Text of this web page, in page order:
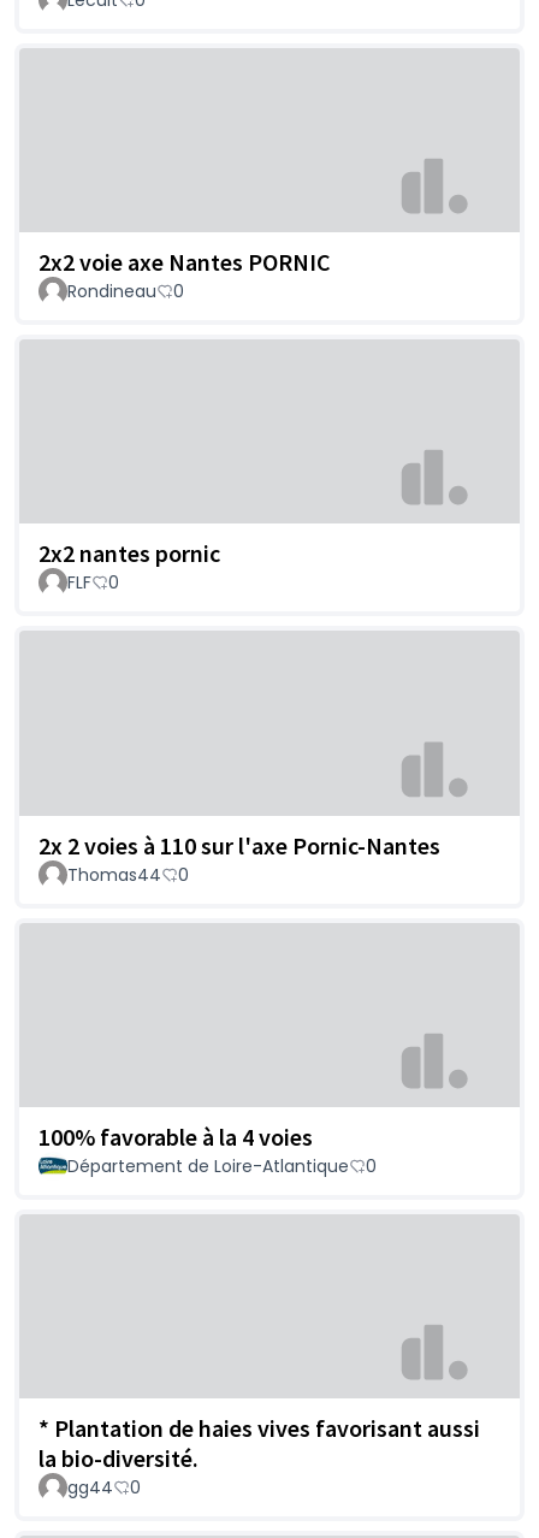
2x2 voie axe Nantes PORNIC
Rondineau 0
2x2 nantes pornic
FLF 0
2x 2 voies à 110 sur l'axe Pornic-Nantes
Thomas44 0
100% favorable à la 4 voies
Département de Loire-Atlantique 0
* Plantation de haies vives favorisant aussi
la bio-diversité.
gg44 0